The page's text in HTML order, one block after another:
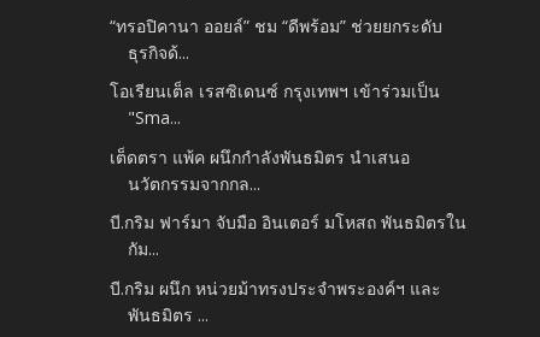
“ทรอปิคานา ออยล์” ชม “ดีพร้อม” ช่วยยกระดับ
ธุรกิจด้...
โอเรียนเต็ล เรสซิเดนซ์ กรุงเทพฯ เข้าร่วมเป็น
"Sma...
เต็ดตรา แพ้ค ผนึกกำลังพันธมิตร นำเสนอ
นวัตกรรมจากกล...
บี.กริม ฟาร์มา จับมือ อินเตอร์ มโหสถ พันธมิตรใน
กัม...
บี.กริม ผนึก หน่วยม้าทรงประจำพระองค์ฯ และ
พันธมิตร ...